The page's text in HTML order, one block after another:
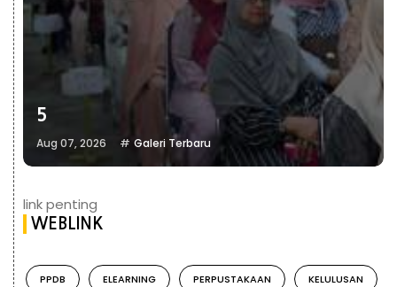
5
Aug 07, 2026 Galeri Terbaru
link penting
WEBLINK
PPDB ELEARNING PERPUSTAKAAN KELULUSAN